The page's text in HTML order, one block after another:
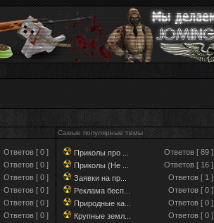
Самые популярные темы
Ответов [ 0 ]
Ответов [ 0 ]
Ответов [ 0 ]
Ответов [ 0 ]
Ответов [ 0 ]
Ответов [ 0 ]
Приколы про ...
Ответов [ 89 ]
Приколы (Не ...
Ответов [ 16 ]
Заявки на пр...
Ответов [ 1 ]
Реклама бесп...
Ответов [ 0 ]
Природные ка...
Ответов [ 0 ]
Крупные земл...
Ответов [ 0 ]